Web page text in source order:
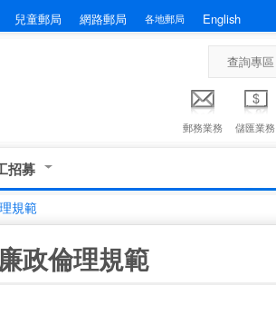
兒童郵局 網路郵局 各地郵局 English
查詢專區
郵務業務 儲匯業務
招募
規範
政倫理規範